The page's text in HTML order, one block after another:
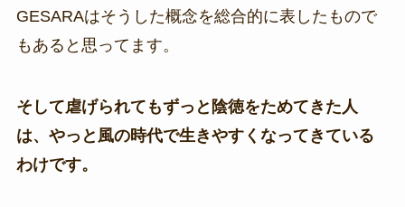
GESARAはそうした概念を総合的に表したもので
もあると思ってます。
そして虐げられてもずっと陰徳をためてきた人
は、やっと風の時代で生きやすくなってきている
わけです。